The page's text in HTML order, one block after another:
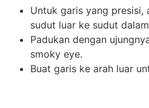
Untuk garis yang presisi,
sudut luar ke sudut
Padukan dengan
smoky eye.
Buat garis ke arah luar